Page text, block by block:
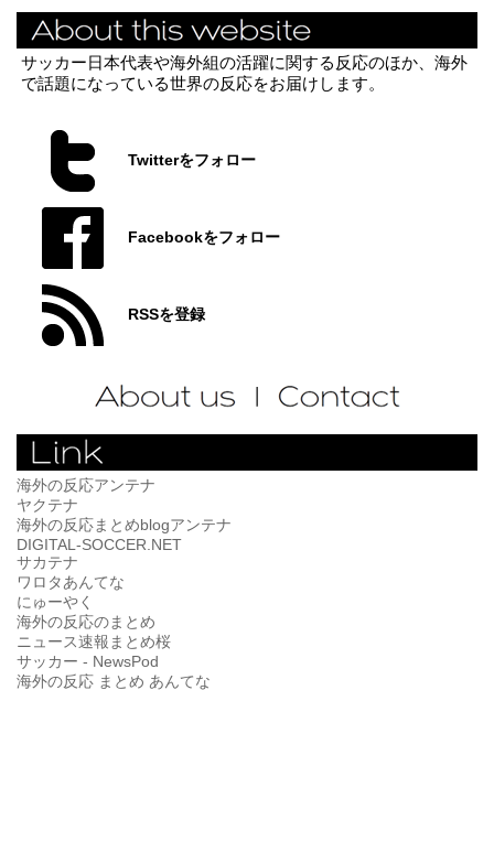
サッカー日本代表や海外組の活躍に関する反応のほか、海外
で話題になっている世界の反応をお届けします。
Twitterをフォロー
Facebookをフォロー
RSSを登録
海外の反応アンテナ
ヤクテナ
海外の反応まとめblogアンテナ
DIGITAL-SOCCER.NET
サカテナ
ワロタあんてな
にゅーやく
海外の反応のまとめ
ニュース速報まとめ桜
サッカー - NewsPod
海外の反応 まとめ あんてな